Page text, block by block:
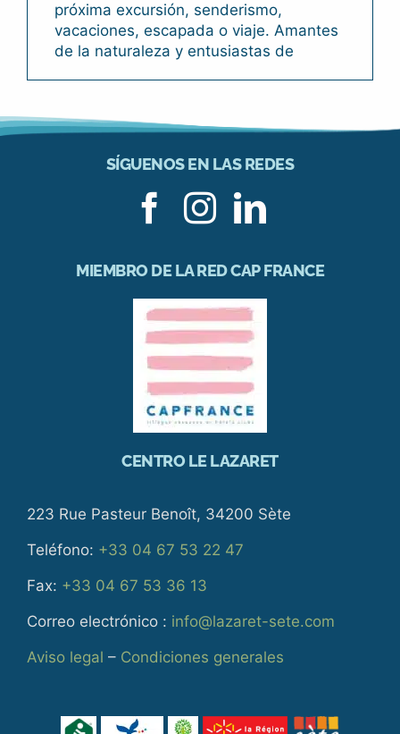
próxima excursión, senderismo,
vacaciones, escapada o viaje. Amantes
de la naturaleza y entusiastas de
SÍGUENOS EN LAS REDES
MIEMBRO DE LA RED CAP FRANCE
CENTRO LE LAZARET
223 Rue Pasteur Benoît, 34200 Sète
Teléfono: +33 04 67 53 22 47
Fax: +33 04 67 53 36 13
Correo electrónico : info@lazaret-sete.com
Aviso legal – Condiciones generales